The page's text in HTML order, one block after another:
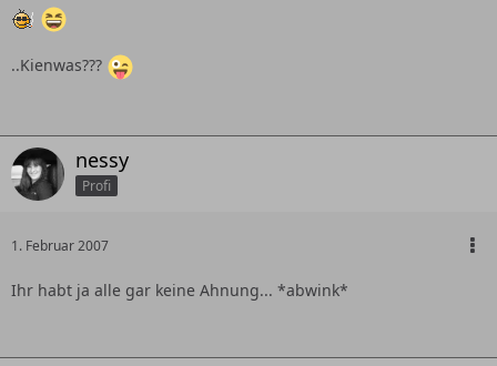
..Kienwas???
nessy
Profi
1. Februar 2007
Ihr habt ja alle gar keine Ahnung... *abwink*